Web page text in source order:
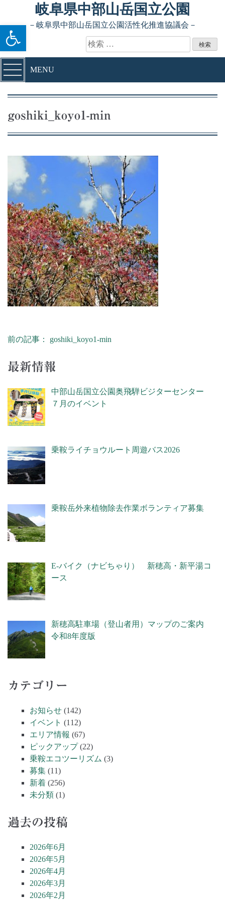
ツールバーを開く
Skip to content岐阜県中部山岳国立公園
－岐阜県中部山岳国立公園活性化推進協議会－
検索:
MENU
goshiki_koyo1-min
投稿ナビゲーション
前の記事： goshiki_koyo1-min
最新情報
中部山岳国立公園奥飛騨ビジターセンター
７月のイベント
乗鞍ライチョウルート周遊バス2026
乗鞍岳外来植物除去作業ボランティア募集
E-バイク（ナビちゃり） 新穂高・新平湯コ
ース
新穂高駐車場（登山者用）マップのご案内
令和8年度版
カテゴリー
お知らせ (142)
イベント (112)
エリア情報 (67)
ピックアップ(22)
乗鞍エコツーリズム (3)
募集 (11)
新着 (256)
未分類 (1)
過去の投稿
2026年6月
2026年5月
2026年4月
2026年3月
2026年2月